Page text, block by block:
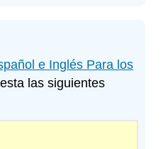
con
el
e Inglés Para los
las siguientes